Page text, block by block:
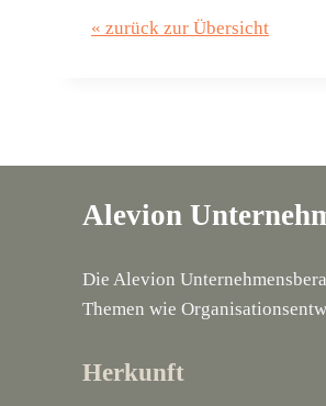
« zurück zur Übersicht
Alevion
Die Alevion
Themen wie
Herkunft